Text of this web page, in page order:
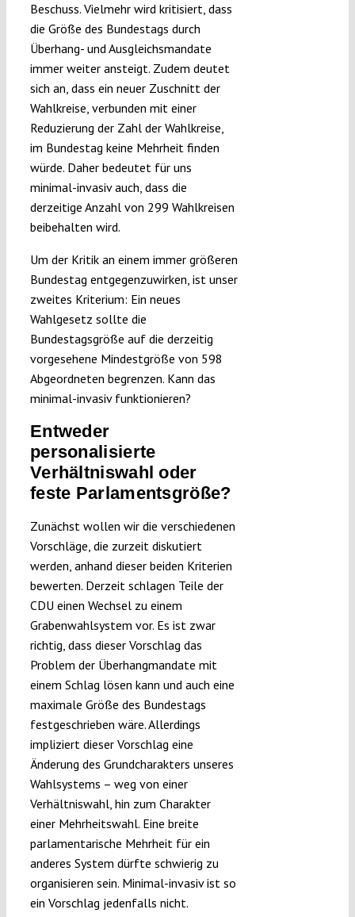
Beschuss. Vielmehr wird kritisiert, dass
die Größe des Bundestags durch
Überhang- und Ausgleichsmandate
immer weiter ansteigt. Zudem deutet
sich an, dass ein neuer Zuschnitt der
Wahlkreise, verbunden mit einer
Reduzierung der Zahl der Wahlkreise,
im Bundestag keine Mehrheit finden
würde. Daher bedeutet für uns
minimal-invasiv auch, dass die
derzeitige Anzahl von 299 Wahlkreisen
beibehalten wird.
Um der Kritik an einem immer größeren
Bundestag entgegenzuwirken, ist unser
zweites Kriterium: Ein neues
Wahlgesetz sollte die
Bundestagsgröße auf die derzeitig
vorgesehene Mindestgröße von 598
Abgeordneten begrenzen. Kann das
minimal-invasiv funktionieren?
Entweder
personalisierte
Verhältniswahl oder
feste Parlamentsgröße?
Zunächst wollen wir die verschiedenen
Vorschläge, die zurzeit diskutiert
werden, anhand dieser beiden Kriterien
bewerten. Derzeit schlagen Teile der
CDU einen Wechsel zu einem
Grabenwahlsystem vor. Es ist zwar
richtig, dass dieser Vorschlag das
Problem der Überhangmandate mit
einem Schlag lösen kann und auch eine
maximale Größe des Bundestags
festgeschrieben wäre. Allerdings
impliziert dieser Vorschlag eine
Änderung des Grundcharakters unseres
Wahlsystems – weg von einer
Verhältniswahl, hin zum Charakter
einer Mehrheitswahl. Eine breite
parlamentarische Mehrheit für ein
anderes System dürfte schwierig zu
organisieren sein. Minimal-invasiv ist so
ein Vorschlag jedenfalls nicht.